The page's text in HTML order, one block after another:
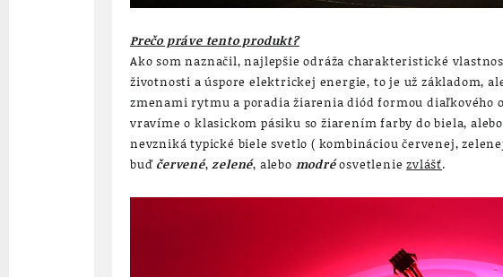
Prečo práve tento produkt?
Ako som naznačil, najlepšie odráža charakteristické
životnosti a úspore elektrickej energie, to je už základom,
zmenami rytmu a poradia žiarenia diód formou diaľkového
vravíme o klasickom pásiku so žiarením farby do biela,
nevzniká typické biele svetlo ( kombináciou červenej,
buď červené,zelené, alebo modréosvetleniezvlášť.